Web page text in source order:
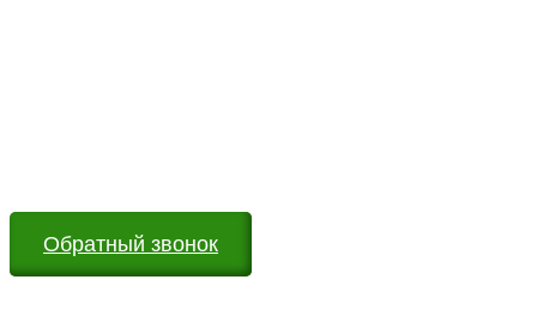
Обратный звонок